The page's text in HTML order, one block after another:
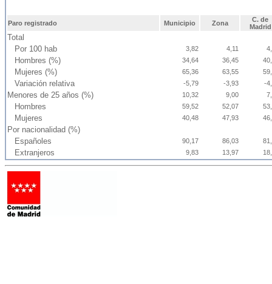
Paro registrado Municipio Zona
C. de
Madrid
Total
Por 100 hab
3,82 4,11
Hombres (%) 34,64 36,45
Mujeres (%) 65,36 63,55
Variación relativa -5,79 -3,93 -
Menores de 25 años (%) 10,32 9,00
Hombres 59,52 52,07
Mujeres 40,48 47,93
Por nacionalidad (%)
Españoles
90,17 86,03
Extranjeros 9,83 13,97